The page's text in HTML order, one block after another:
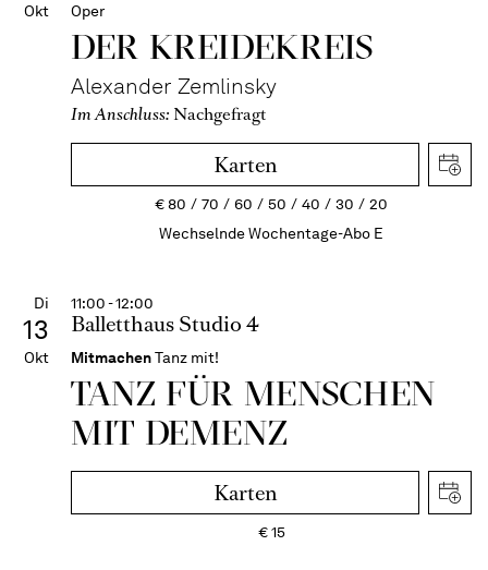
Okt Oper
DER KREIDE­KREIS
Alexander Zemlinsky
Im Anschluss:Nachgefragt
Karten
€80 70 60 50 40 30
20
Wechselnde Wochentage-Abo E
Di
13
Okt
11:00 - 12:00
Balletthaus Studio 4
MitmachenTanz mit!
TANZ FÜR MENSCHEN
MIT DEMENZ
Karten
€15